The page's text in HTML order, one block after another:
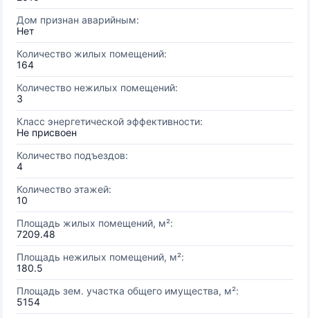
Дом признан аварийным:
Нет
Количество жилых помещений:
164
Количество нежилых помещений:
3
Класс энергетической эффективности:
Не присвоен
Количество подъездов:
4
Количество этажей:
10
Площадь жилых помещений, м²:
7209.48
Площадь нежилых помещений, м²:
180.5
Площадь зем. участка общего имущества, м²:
5154